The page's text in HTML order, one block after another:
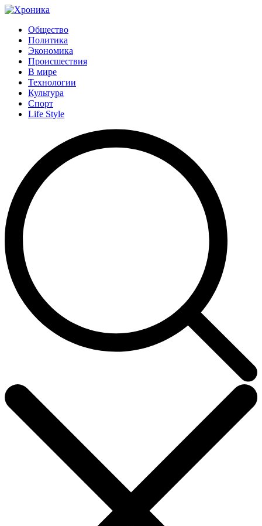
Общество
Политика
Экономика
Происшествия
В мире
Технологии
Культура
Спорт
Life Style